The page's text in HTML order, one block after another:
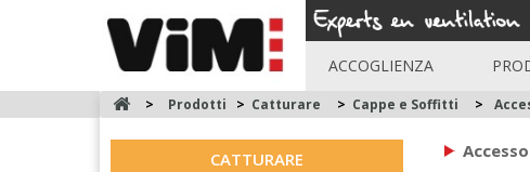
ACCOGLIENZA
> Prodotti > Catturare > Cappe e Soffitti >
CATTURARE